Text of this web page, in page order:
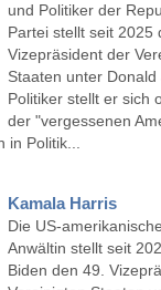
und Politiker der
Partei stellt seit 2025
Vizepräsident der
Staaten unter Donald
Politiker stellt er sich
der "vergessenen
in Politik...
Kamala Harris
Die US-
Anwältin stellt seit
Biden den 49.